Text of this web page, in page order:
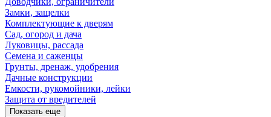
Замки, защелки
Комплектующие к дверям
Сад, огород и дача
Луковицы, рассада
Семена и саженцы
Грунты, дренаж, удобрения
Дачные конструкции
Емкости, рукомойники, лейки
Защита от вредителей
Показать еще